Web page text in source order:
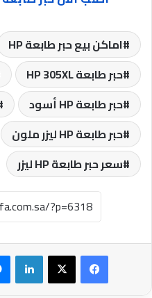
اماكن بيع حبر طابعة HP
حبر طابعة HP 305XL
حبر طابعة HP أسود
حبر طابعة HP ليزر ملون
سعر حبر طابعة HP ليزر
فيسبوك لينكدإن